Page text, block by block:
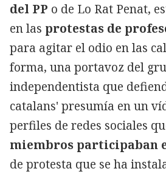
del PP o de Lo Rat Penat,
en las protestas de
para agitar el odio en las
forma, una portavoz del
independentista que
catalans' presumía en un
perfiles de redes sociales
miembros participaban
de protesta que se ha